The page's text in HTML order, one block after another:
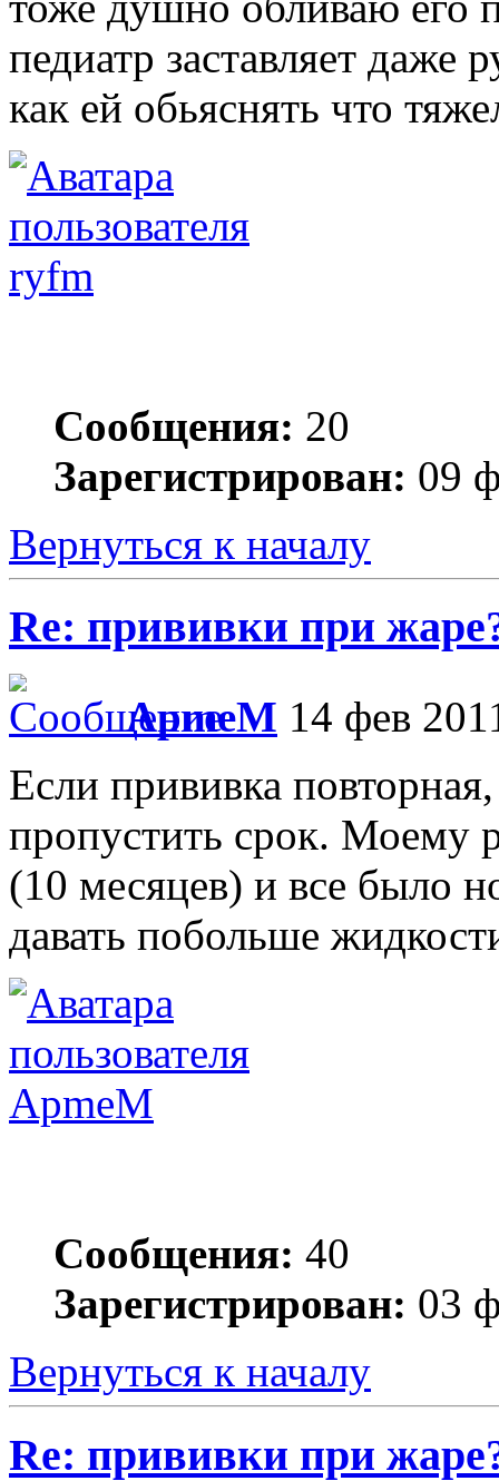
педиатр заставляет даже
как ей обьяснять что
ryfm
Сообщения: 20
Зарегистрирован: 09
Вернуться к началу
Re: прививки при
ApmeM 14 фев
Если прививка
пропустить срок. Моему
(10 месяцев) и все было
давать побольше
ApmeM
Сообщения: 40
Зарегистрирован: 03
Вернуться к началу
Re: прививки при